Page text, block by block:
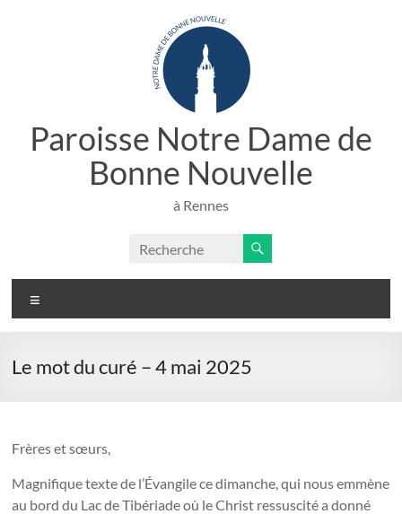
Paroisse Notre Dame de
Bonne Nouvelle
à Rennes
Le mot du curé – 4 mai 2025
Frères et sœurs,
Magnifique texte de l’Évangile ce dimanche, qui nous emmène
au bord du Lac de Tibériade où le Christ ressuscité a donné